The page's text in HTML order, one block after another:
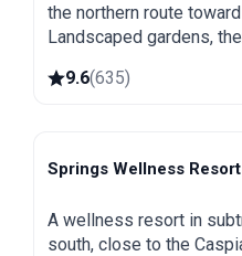
the northern route
Landscaped gardens,
9.6(635)
Lankaran
Springs Wellness Resort
A wellness resort in
south, close to the